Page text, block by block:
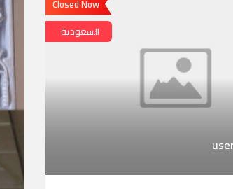
Closed Now
السعودية